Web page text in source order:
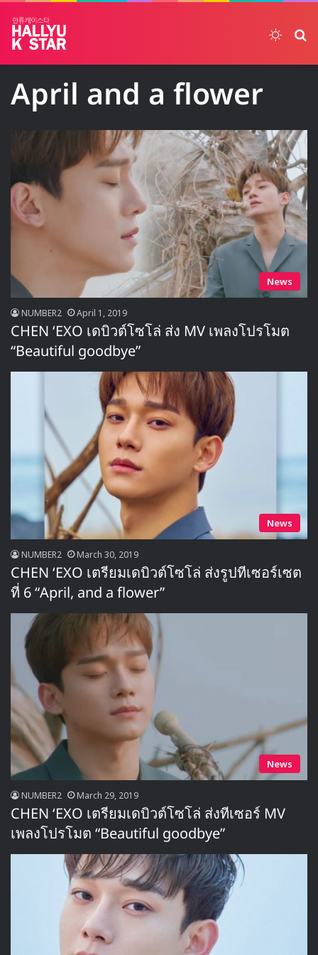
April and a flower
News
NUMBER2 April 1, 2019
CHEN ‘EXO เดบิวต์โซโล่ ส่ง MV เพลงโปรโมต
“Beautiful goodbye”
News
NUMBER2 March 30, 2019
CHEN ‘EXO เตรียมเดบิวต์โซโล่ ส่งรูปทีเซอร์เซต
ที่ 6 “April, and a flower”
News
NUMBER2 March 29, 2019
CHEN ‘EXO เตรียมเดบิวต์โซโล่ ส่งทีเซอร์ MV
เพลงโปรโมต “Beautiful goodbye”